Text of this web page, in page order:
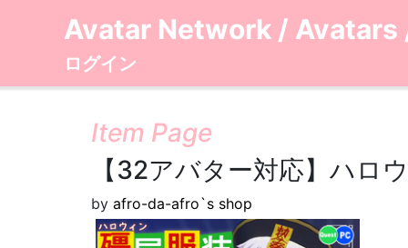
Avatar Network / Avatars
ログイン
Item Page
【32アバター対応】ハロ
by afro-da-afro`s shop